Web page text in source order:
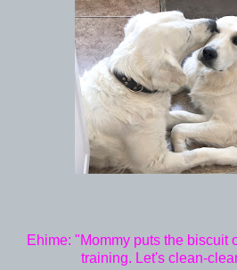
Ehime: "Mommy puts the biscuit
training. Let's clean-